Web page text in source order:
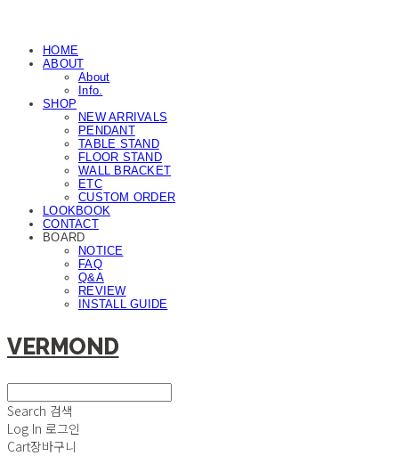
HOME
ABOUT
About
Info.
SHOP
NEW ARRIVALS
PENDANT
TABLE STAND
FLOOR STAND
WALL BRACKET
ETC
CUSTOM ORDER
LOOKBOOK
CONTACT
BOARD
NOTICE
FAQ
Q&A
REVIEW
INSTALL GUIDE
VERMOND
Search 검색
Log In 로그인
Cart장바구니